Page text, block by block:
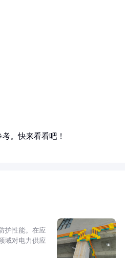
。快来看看吧！
护性能。在应
域对电力供应